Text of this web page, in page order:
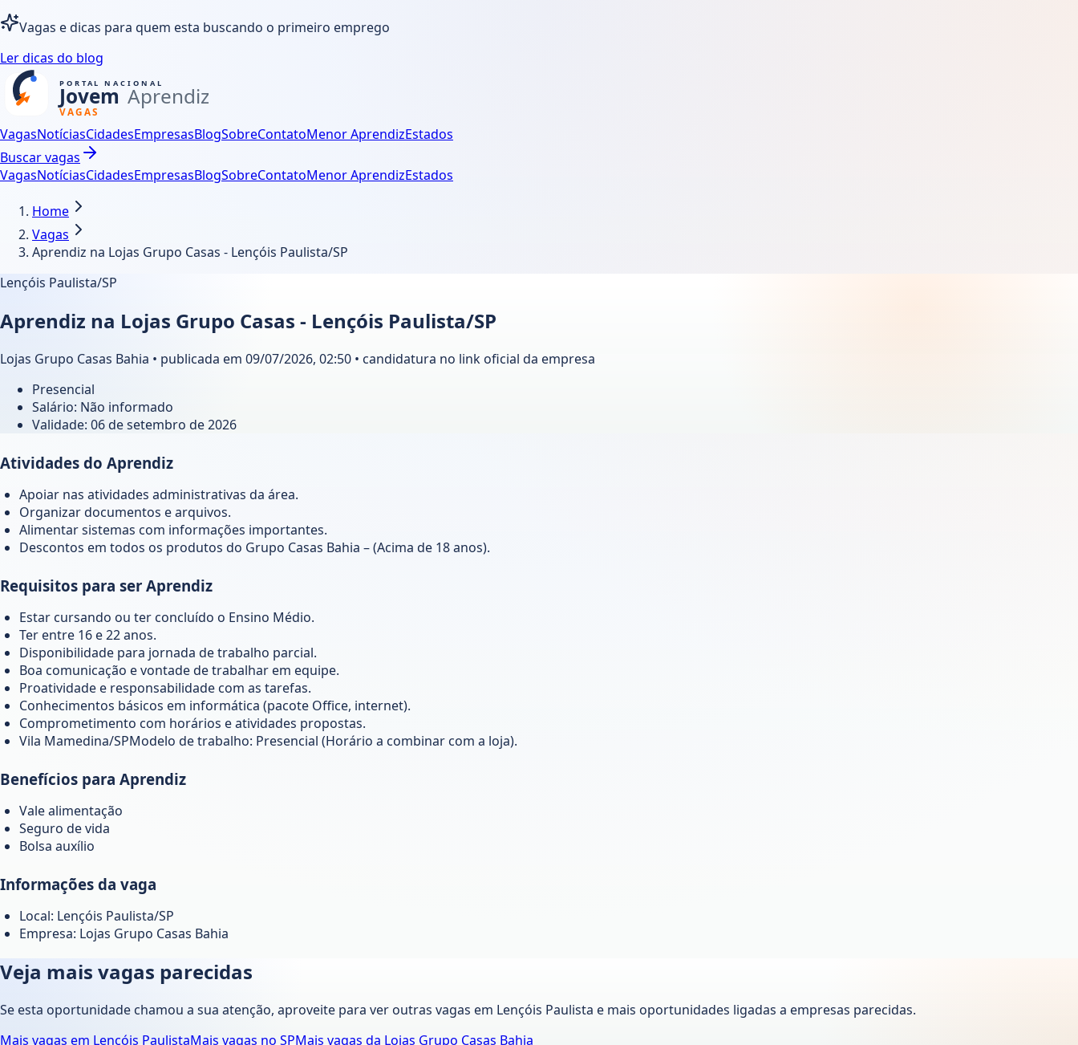
Vagas e dicas para quem esta buscando o primeiro emprego
Ler dicas do blog
VagasNotíciasCidadesEmpresasBlogSobreContatoMenor AprendizEstados
Buscar vagas
VagasNotíciasCidadesEmpresasBlogSobreContatoMenor AprendizEstados
Home
Vagas
Aprendiz na Lojas Grupo Casas - Lençóis Paulista/SP
Lençóis Paulista/SP
Aprendiz na Lojas Grupo Casas - Lençóis Paulista/SP
Lojas Grupo Casas Bahia • publicada em 09/07/2026, 02:50 • candidatura no link oficial da empresa
Presencial
Salário: Não informado
Validade: 06 de setembro de 2026
Atividades do Aprendiz
Apoiar nas atividades administrativas da área.
Organizar documentos e arquivos.
Alimentar sistemas com informações importantes.
Descontos em todos os produtos do Grupo Casas Bahia – (Acima de 18 anos).
Requisitos para ser Aprendiz
Estar cursando ou ter concluído o Ensino Médio.
Ter entre 16 e 22 anos.
Disponibilidade para jornada de trabalho parcial.
Boa comunicação e vontade de trabalhar em equipe.
Proatividade e responsabilidade com as tarefas.
Conhecimentos básicos em informática (pacote Office, internet).
Comprometimento com horários e atividades propostas.
Vila Mamedina/SPModelo de trabalho: Presencial (Horário a combinar com a loja).
Benefícios para Aprendiz
Vale alimentação
Seguro de vida
Bolsa auxílio
Informações da vaga
Local: Lençóis Paulista/SP
Empresa: Lojas Grupo Casas Bahia
Veja mais vagas parecidas
Se esta oportunidade chamou a sua atenção, aproveite para ver outras vagas em Lençóis Paulista e mais oportunidades ligadas a empresas parecidas.
Mais vagas em Lençóis PaulistaMais vagas no SPMais vagas da Lojas Grupo Casas Bahia